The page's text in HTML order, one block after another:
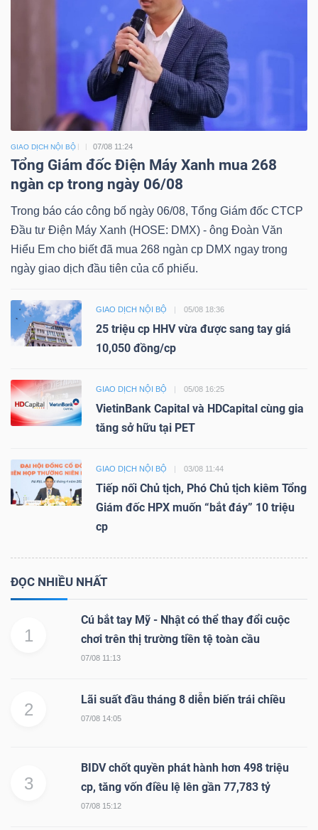
GIAO DỊCH NỘI BỘ 07/08 11:24
Tổng Giám đốc Điện Máy Xanh mua 268
ngàn cp trong ngày 06/08
Trong báo cáo công bố ngày 06/08, Tổng Giám đốc CTCP
Đầu tư Điện Máy Xanh (HOSE: DMX) - ông Đoàn Văn
Hiểu Em cho biết đã mua 268 ngàn cp DMX ngay trong
ngày giao dịch đầu tiên của cổ phiếu.
GIAO DỊCH NỘI BỘ 05/08 18:36
25 triệu cp HHV vừa được sang tay giá
10,050 đồng/cp
GIAO DỊCH NỘI BỘ 05/08 16:25
VietinBank Capital và HDCapital cùng gia
tăng sở hữu tại PET
GIAO DỊCH NỘI BỘ 03/08 11:44
Tiếp nối Chủ tịch, Phó Chủ tịch kiêm Tổng
Giám đốc HPX muốn “bắt đáy” 10 triệu
cp
ĐỌC NHIỀU NHẤT
1
Cú bắt tay Mỹ - Nhật có thể thay đổi cuộc
chơi trên thị trường tiền tệ toàn cầu
07/08 11:13
2
Lãi suất đầu tháng 8 diễn biến trái chiều
07/08 14:05
3
BIDV chốt quyền phát hành hơn 498 triệu
cp, tăng vốn điều lệ lên gần 77,783 tỷ
07/08 15:12